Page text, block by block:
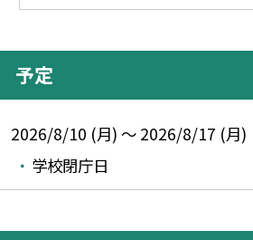
予定
2026/8/10 (月) ～ 2026/8/17 (月)
学校閉庁日